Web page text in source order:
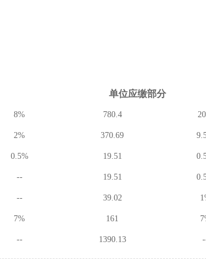
单位应缴部分
8% 780.4
2% 370.69
0.5% 19.51
-- 19.51
-- 39.02
7% 161
-- 1390.13